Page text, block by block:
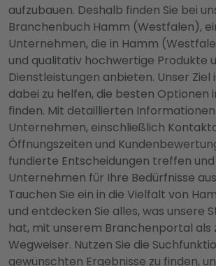
aufzubauen. Deshalb finden Sie bei
Branchenbuch Hamm (Westfalen),
Unternehmen, die in Hamm
und qualitativ hochwertige Produkte
Dienstleistungen anbieten. Unser Ziel
dabei zu helfen, die besten Optionen
finden. Mit detaillierten
Unternehmen, einschließlich
Öffnungszeiten und
fundierte Entscheidungen treffen
Unternehmen für Ihre Bedürfnisse
Tauchen Sie ein in die Vielfalt von
und entdecken Sie alles, was unsere
hat, mit unserem Branchenportal als
Wegweiser. Nutzen Sie die
gewünschten Ergebnisse zu finden,